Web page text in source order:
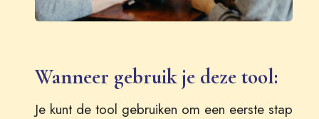
Wanneer gebruik je deze tool:
Je kunt de tool gebruiken om een eerste stap